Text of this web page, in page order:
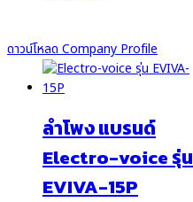
ลำโพง แบรนด์
Electro-voice รุ่น
EVIVA-15P
ดาวน์โหลด Company Profile